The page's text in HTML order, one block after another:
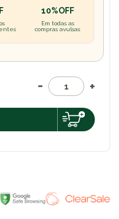
10%OFF
Em todas as
compras avulsas